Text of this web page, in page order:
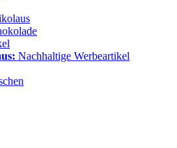
Nachhaltige Werbeartikel